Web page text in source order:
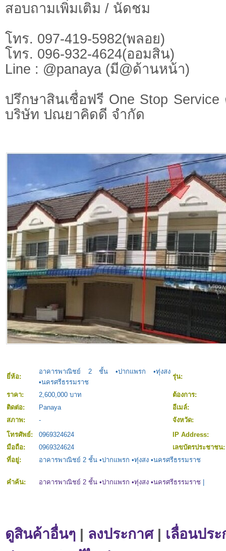
สอบถามเพิ่มเติม / นัดชม
โทร. 097-419-5982(พลอย)
โทร. 096-932-4624(ออมสิน)
Line : @panaya (มี@ด้านหน้า)
ปรึกษาสินเชื่อฟรี One Stop
บริษัท ปณยาคิดดี จำกัด
ยี่ห้อ:
อาคารพาณิชย์ 2 ชั้น •ปากแพรก •ทุ่งสง
•นครศรีธรรมราช
รุ่น:
ราคา: 2,600,000 บาท
ต้องการ:
ติดต่อ:
Panaya
อีเมล์:
สภาพ:
-
จังหวัด:
โทรศัพย์:
0969324624
IP Address:
มือถือ:
0969324624
เลขบัตรประชาช
ที่อยู่:
อาคารพาณิชย์ 2 ชั้น •ปากแพรก •ทุ่งสง •นครศรีธรรมราช
คำค้น: อาคารพาณิชย์ 2 ชั้น •ปากแพรก •ทุ่งสง •นครศรีธรรมราช
ดูสินค้าอื่นๆ | ลงประกาศ| เลื่อนปร